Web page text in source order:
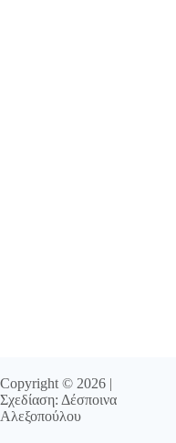
Copyright © 2026 |
Σχεδίαση: Δέσποινα
Αλεξοπούλου